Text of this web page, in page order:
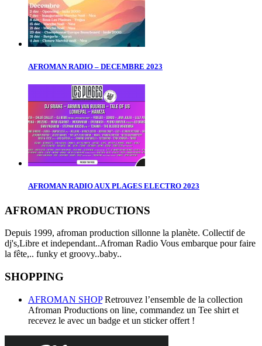
AFROMAN RADIO – DECEMBRE 2023
AFROMAN RADIO AUX PLAGES ELECTRO 2023
AFROMAN PRODUCTIONS
Depuis 1999, afroman production sillonne la planète. Collectif de
dj's,Libre et independant..Afroman Radio Vous embarque pour faire
la fête,.. funky et groovy..baby..
SHOPPING
AFROMAN SHOPRetrouvez l’ensemble de la collection
Afroman Productions on line, commandez un Tee shirt et
recevez le avec un badge et un sticker offert !